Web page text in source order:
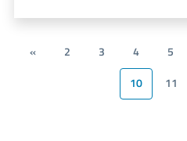
« 2 3 4 5
10
11